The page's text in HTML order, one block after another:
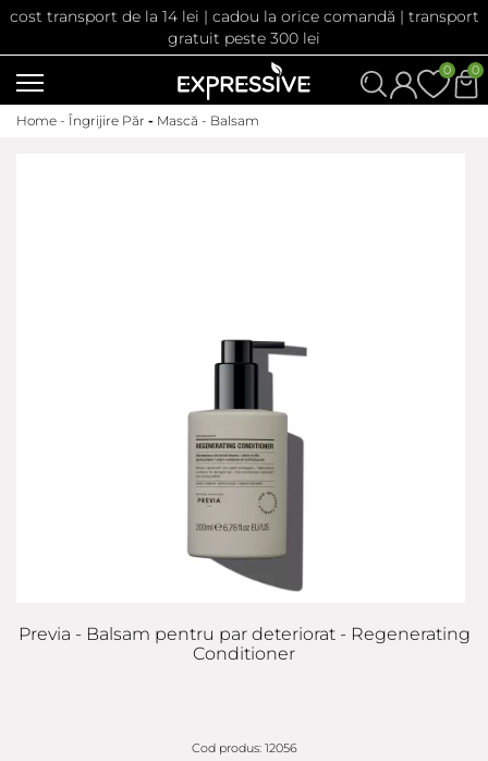
cost transport de la 14 lei | cadou la orice comandă | transport
gratuit peste 300 lei
0
0
Home - Îngrijire Păr - Mască - Balsam
Previa - Balsam pentru par deteriorat - Regenerating
Conditioner
Cod produs: 12056